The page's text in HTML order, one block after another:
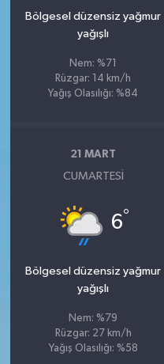
Bölgesel düzensiz yağmur
yağışlı
Nem: %71
Rüzgar: 14 km/h
Yağış Olasılığı: %84
21 MART
CUMARTESI
6°
Bölgesel düzensiz yağmur
yağışlı
Nem: %79
Rüzgar: 27 km/h
Yağış Olasılığı: %58